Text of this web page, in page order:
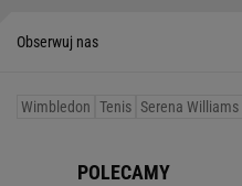
Obserwuj nas
Wimbledon Tenis Serena Williams
POLECAMY